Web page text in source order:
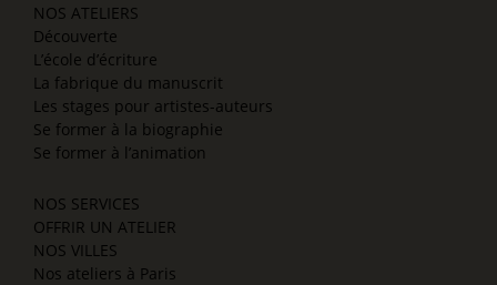
NOS ATELIERS
Découverte
L’école d’écriture
La fabrique du manuscrit
Les stages pour artistes-auteurs
Se former à la biographie
Se former à l’animation
NOS SERVICES
OFFRIR UN ATELIER
NOS VILLES
Nos ateliers à Paris